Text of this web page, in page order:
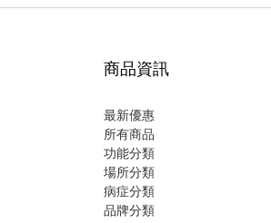
商品資訊
最新優惠
所有商品
功能分類
場所分類
病症分類
品牌分類